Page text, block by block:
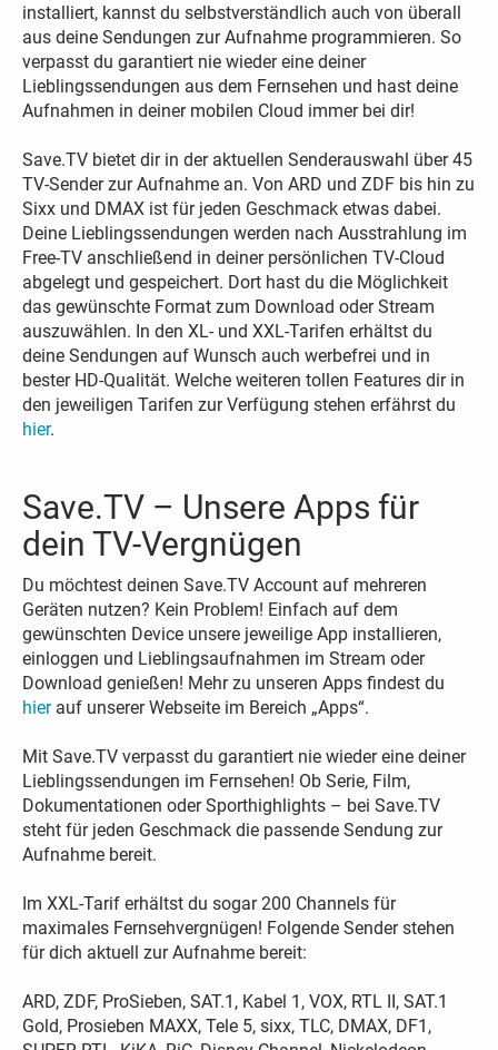
installiert, kannst du selbstverständlich auch von überall
aus deine Sendungen zur Aufnahme programmieren. So
verpasst du garantiert nie wieder eine deiner
Lieblingssendungen aus dem Fernsehen und hast deine
Aufnahmen in deiner mobilen Cloud immer bei dir!
Save.TV bietet dir in der aktuellen Senderauswahl über 45
TV-Sender zur Aufnahme an. Von ARD und ZDF bis hin zu
Sixx und DMAX ist für jeden Geschmack etwas dabei.
Deine Lieblingssendungen werden nach Ausstrahlung im
Free-TV anschließend in deiner persönlichen TV-Cloud
abgelegt und gespeichert. Dort hast du die Möglichkeit
das gewünschte Format zum Download oder Stream
auszuwählen. In den XL- und XXL-Tarifen erhältst du
deine Sendungen auf Wunsch auch werbefrei und in
bester HD-Qualität. Welche weiteren tollen Features dir in
den jeweiligen Tarifen zur Verfügung stehen erfährst du
hier.
Save.TV – Unsere Apps für
dein TV-Vergnügen
Du möchtest deinen Save.TV Account auf mehreren
Geräten nutzen? Kein Problem! Einfach auf dem
gewünschten Device unsere jeweilige App installieren,
einloggen und Lieblingsaufnahmen im Stream oder
Download genießen! Mehr zu unseren Apps findest du
hierauf unserer Webseite im Bereich „Apps“.
Mit Save.TV verpasst du garantiert nie wieder eine deiner
Lieblingssendungen im Fernsehen! Ob Serie, Film,
Dokumentationen oder Sporthighlights – bei Save.TV
steht für jeden Geschmack die passende Sendung zur
Aufnahme bereit.
Im XXL-Tarif erhältst du sogar 200 Channels für
maximales Fernsehvergnügen! Folgende Sender stehen
für dich aktuell zur Aufnahme bereit:
ARD, ZDF, ProSieben, SAT.1, Kabel 1, VOX, RTL II, SAT.1
Gold, Prosieben MAXX, Tele 5, sixx, TLC, DMAX, DF1,